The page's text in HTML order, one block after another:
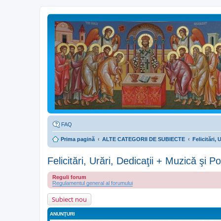
FAQ
Prima pagină ALTE CATEGORII DE SUBIECTE Felicitări,
Felicitări, Urări, Dedicaţii + Muzică şi
Reguli forum
Regulamentul general al forumului
Subiect nou
ANUNŢURI